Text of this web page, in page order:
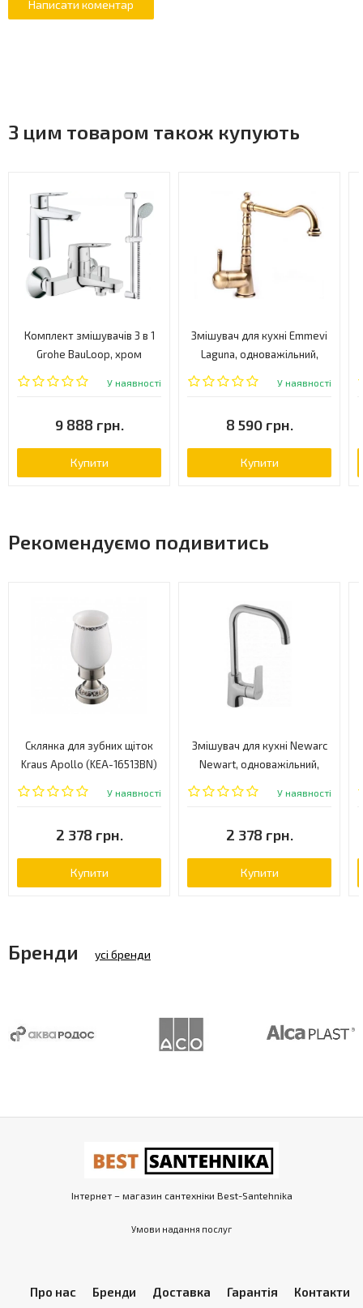
З цим товаром також купують
Комплект змішувачів 3 в 1
Grohe BauLoop, хром
(UA123215M0)
У наявності
9 888 грн.
Купити
Змішувач для кухні Emmevi
Laguna, одноважільний,
бежевий (BD40516)
У наявності
8 590 грн.
Купити
Рекомендуємо подивитись
Склянка для зубних щіток
Kraus Apollo (KEA-16513BN)
У наявності
2 378 грн.
Купити
Змішувач для кухні Newarc
Newart, одноважільний,
хром (150881)
У наявності
2 378 грн.
Купити
Бренди усі бренди
Інтернет – магазин сантехніки Best-Santehnika
Умови надання послуг
Про нас Бренди Доставка Гарантія Контакти